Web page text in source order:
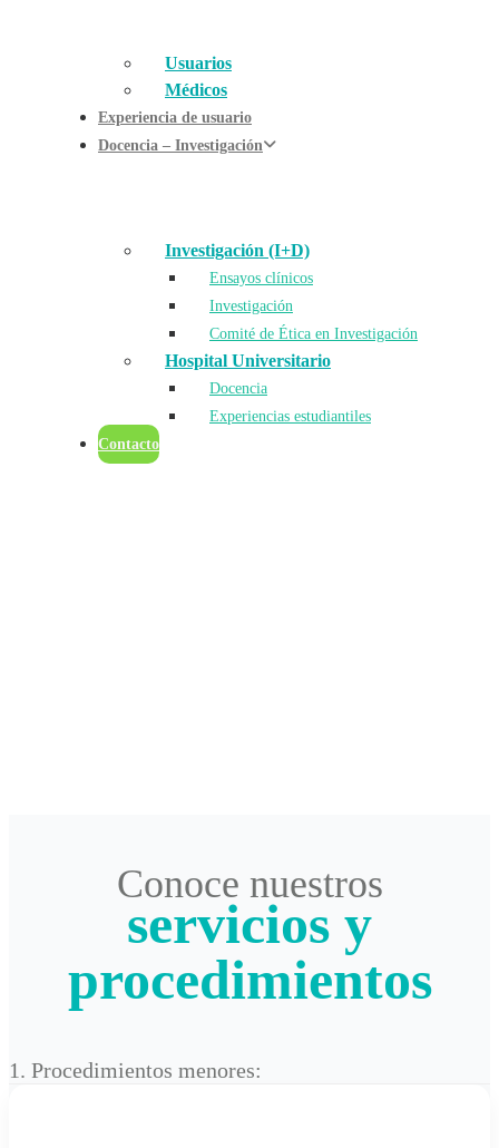
Usuarios
Médicos
Experiencia de usuario
Docencia – Investigación
Investigación (I+D)
Ensayos clínicos
Investigación
Comité de Ética en Investigación
Hospital Universitario
Docencia
Experiencias estudiantiles
Contacto
Conoce nuestros
servicios y
procedimientos
1. Procedimientos menores: